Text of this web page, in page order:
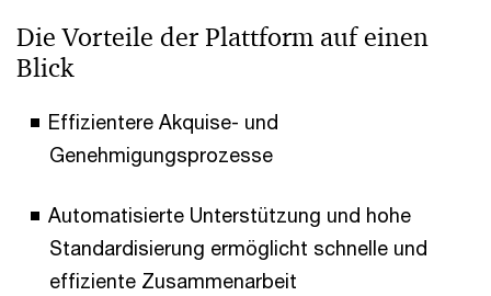
Die Vorteile der Plattform auf einen
Blick
Effizientere Akquise- und
Genehmigungsprozesse
Automatisierte Unterstützung und hohe
Standardisierung ermöglicht schnelle und
effiziente Zusammenarbeit